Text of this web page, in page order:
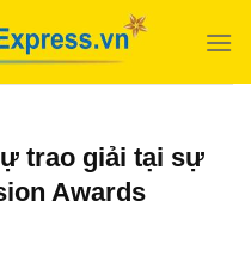
trao giải tại sự
Awards